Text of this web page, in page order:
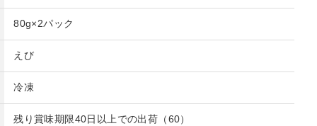
80g×2パック
えび
冷凍
残り賞味期限40日以上での出荷（60）